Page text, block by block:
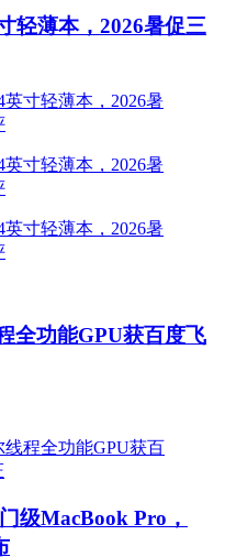
轻薄本，2026暑促三
全功能GPU获百度飞
级MacBook Pro，